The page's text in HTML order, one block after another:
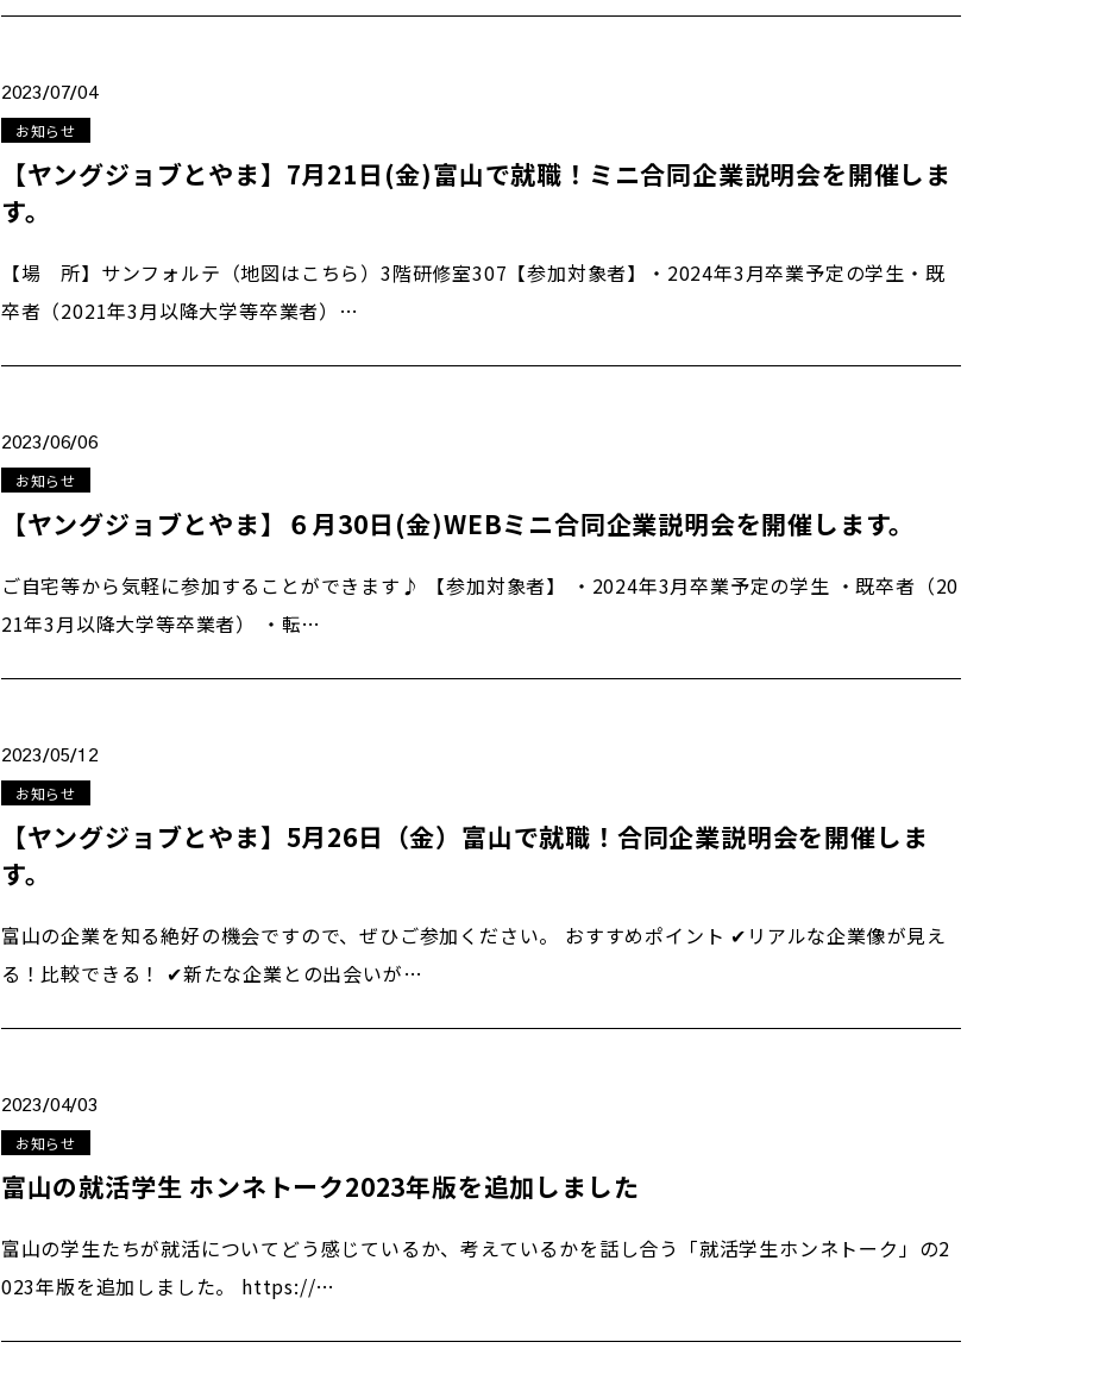
2023/07/04
お知らせ
【ヤングジョブとやま】7月21日(金)富山で就職！ミニ合同企業説明会を開催しま
す。
【場 所】サンフォルテ（地図はこちら）3階研修室307【参加対象者】・2024年3月卒業予定の学生・既
卒者（2021年3月以降大学等卒業者）…
2023/06/06
お知らせ
【ヤングジョブとやま】６月30日(金)WEBミニ合同企業説明会を開催します。
ご自宅等から気軽に参加することができます♪ 【参加対象者】 ・2024年3月卒業予定の学生 ・既卒者（20
21年3月以降大学等卒業者） ・転…
2023/05/12
お知らせ
【ヤングジョブとやま】5月26日（金）富山で就職！合同企業説明会を開催しま
す。
富山の企業を知る絶好の機会ですので、ぜひご参加ください。 おすすめポイント ✔リアルな企業像が見え
る！比較できる！ ✔新たな企業との出会いが…
2023/04/03
お知らせ
富山の就活学生 ホンネトーク2023年版を追加しました
富山の学生たちが就活についてどう感じているか、考えているかを話し合う「就活学生ホンネトーク」の2
023年版を追加しました。 https://…